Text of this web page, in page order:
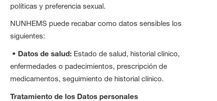
políticas y preferencia sexual.
NUNHEMS puede recabar como datos sensibles los
siguientes:
• Datos de salud: Estado de salud, historial clínico,
enfermedades o padecimientos, prescripción de
medicamentos, seguimiento de historial clínico.
Tratamiento de los Datos personales